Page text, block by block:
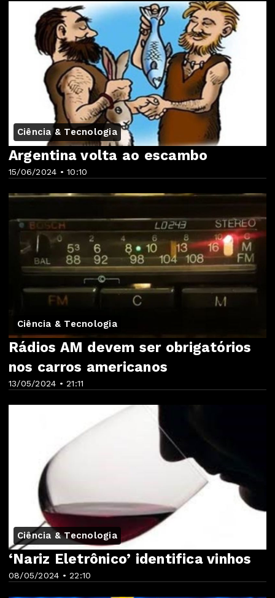
Ciência & Tecnologia
15/06/2024 • 10:10
Argentina volta ao escambo
Ciência & Tecnologia
13/05/2024 • 21:11
Rádios AM devem ser obrigatórios
nos carros americanos
Ciência & Tecnologia
08/05/2024 • 22:10
‘Nariz Eletrônico’ identifica vinhos